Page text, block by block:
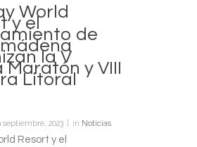
World
y el
de
la V
Maratón y VIII
Litoral
septiembre, 2023 in Noticias
Resort y el